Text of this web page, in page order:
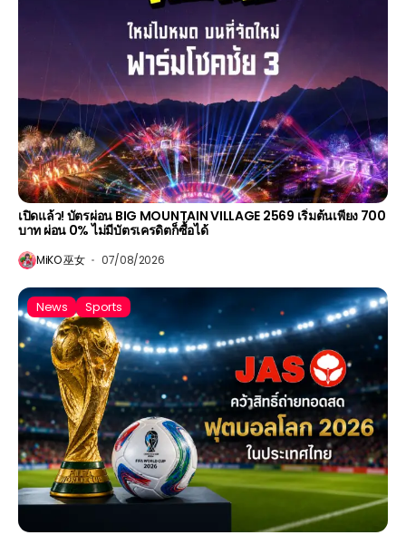
เปิดแล้ว! บัตรผ่อน BIG MOUNTAIN VILLAGE 2569 เริ่มต้นเพียง 700
บาท ผ่อน 0% ไม่มีบัตรเครดิตก็ซื้อได้
MiKO 巫女 07/08/2026
News Sports